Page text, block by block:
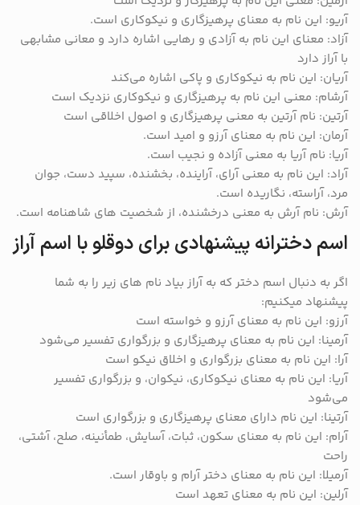
آریو: این نام به معنای پرهیزگاری و نیکوکاری است.
آزاد: معنای این نام به آزادی و رهایی اشاره دارد و معانی مشابهی
با آراز دارد
آریان: این نام به نیکوکاری و پاکی اشاره می‌کند
آرشام: معنی این نام به پرهیزگاری و نیکوکاری نزدیک است
آرتین: نام آرتین به معنی پرهیزگاری و اصول اخلاقی است
آرمان: این نام به معنای آرزو و امید است.
آریا: نام آریا به معنی آزاده و نجیب است.
آراد: این نام به معنی آرای، آراینده، بخشنده، سپید دست، جوان
مرد، آراسته، نگاریده است.
آرش: نام آرش به معنی درخشنده، از شخصیت های شاهنامه است.
اسم دخترانه پیشنهادی برای دوقلو با اسم آراز
اگر به دنبال اسم دختر که به آراز بیاد نام های زیر را به شما
پیشنهاد میکنیم:
آرزو: این نام به معنای آرزو و خواسته است
آرمینا: این نام به معنای پرهیزگاری و بزرگواری تفسیر می‌شود
آرا: این نام به معنای بزرگواری و اخلاق نیکو است
آریا: این نام به معنای نیکوکاری، نیکوان، و بزرگواری تفسیر
می‌شود
آرتینا: این نام دارای معنای پرهیزگاری و بزرگواری است
آرام: این نام به معنای سکون، ثبات، آسایش، طمأنینه، صلح، آشتی،
راحت
آرمیلا: این نام به معنای دختر آرام و باوقار است.
آرلین: این نام به معنای تعهد است